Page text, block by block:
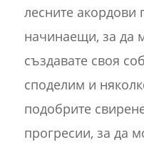
лесните акордови
начинаещи, за да
създавате своя
споделим и
подобрите
прогресии, за да